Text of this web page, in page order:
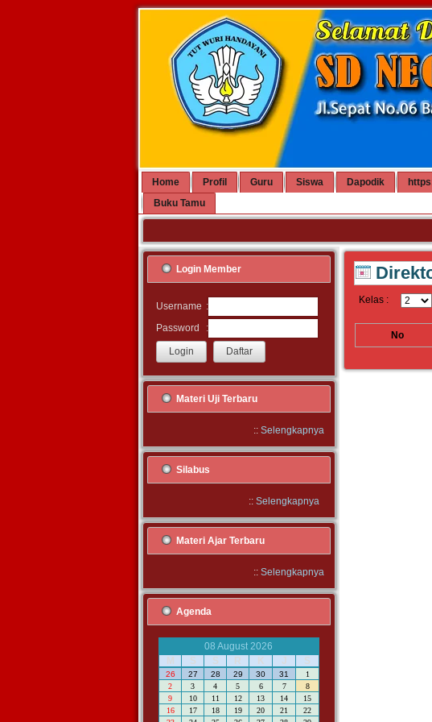
Home Profil Guru Siswa Dapodik
Buku Tamu
Login Member
Username :
Password
:
Materi Uji Terbaru
:: Selengkapnya
Silabus
:: Selengkapnya
Materi Ajar Terbaru
:: Selengkapnya
Agenda
08 August 2026
M
S S R K J S
26 27 28 29 30 31
1
2
3 4 5 6 7
8
9
10 11 12 13 14
15
16
17 18 19 20 21
22
Kelas :
No